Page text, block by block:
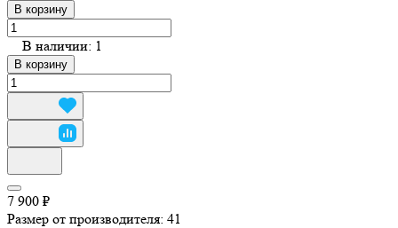
В корзину
В наличии: 1
В корзину
7 900 ₽
Размер от производителя: 41